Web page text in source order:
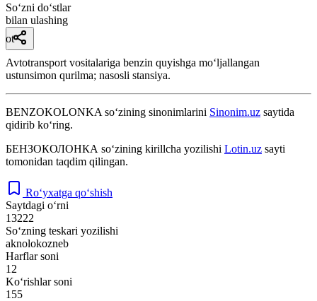
So‘zni do‘stlar
bilan ulashing
ot
Avtotransport vositalariga benzin quyishga moʻljallangan
ustunsimon qurilma; nasosli stansiya.
BENZOKOLONKA so‘zining sinonimlarini Sinonim.uz saytida
qidirib ko‘ring.
БЕНЗОКОЛОНКА so‘zining kirillcha yozilishi Lotin.uz sayti
tomonidan taqdim qilingan.
Ro‘yxatga qo‘shish
Saytdagi o‘rni
13222
So‘zning teskari yozilishi
aknolokozneb
Harflar soni
12
Ko‘rishlar soni
155